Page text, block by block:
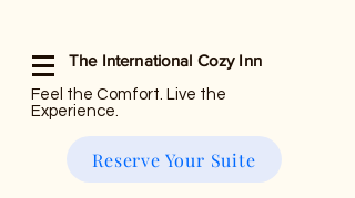
The International Cozy Inn
Feel the Comfort. Live the
Experience.
Reserve Your Suite